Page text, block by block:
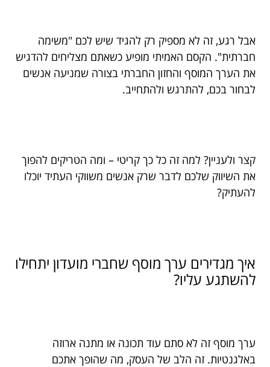
אבל רגע, זה לא מספיק רק להגיד שיש לכם "משימה
חברתית". הקסם האמיתי מופיע כשאתם מצליחים להדגיש
את הערך המוסף והחזון החברתי בצורה שמניעה אנשים
לבחור בכם, להתרגש ולהתחייב.
קצר ולעניין? למה זה כל כך קריטי – ומה הטריקים להפוך
את השיווק שלכם לדבר שרק אנשים משווקי העתיד יוכלו
להעתיק?
איך מגדירים ערך מוסף שחברי מועדון יתחילו
להשתגע עליו?
ערך מוסף זה לא סתם עוד תכונה או מתנה ארוזה
באלגנטיות. זה הלב של העסק, מה שהופך אתכם